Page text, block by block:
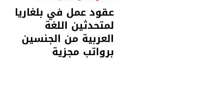
عقود عمل في بلغاريا
لمتحدثين اللغة
العربية من الجنسين
برواتب مجزية